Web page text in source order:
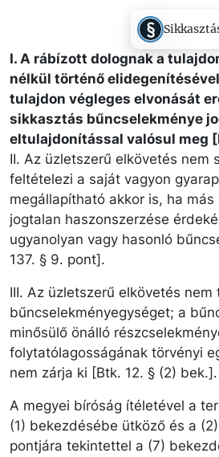
I. A rábízott dolognak a
nélkül történő
tulajdon végleges elvonását
sikkasztás bűncselekménye
eltulajdonítással valósul meg
II. Az üzletszerű elkövetés nem
feltételezi a saját vagyon
megállapítható akkor is, ha más
jogtalan haszonszerzése
ugyanolyan vagy hasonló
137. § 9. pont].
III. Az üzletszerű elkövetés nem
bűncselekményegységet; a
minősülő önálló
folytatólagosságának törvényi
nem zárja ki [Btk. 12. § (2) bek.].
A megyei bíróság ítéletével a
(1) bekezdésébe ütköző és a
pontjára tekintettel a (7)